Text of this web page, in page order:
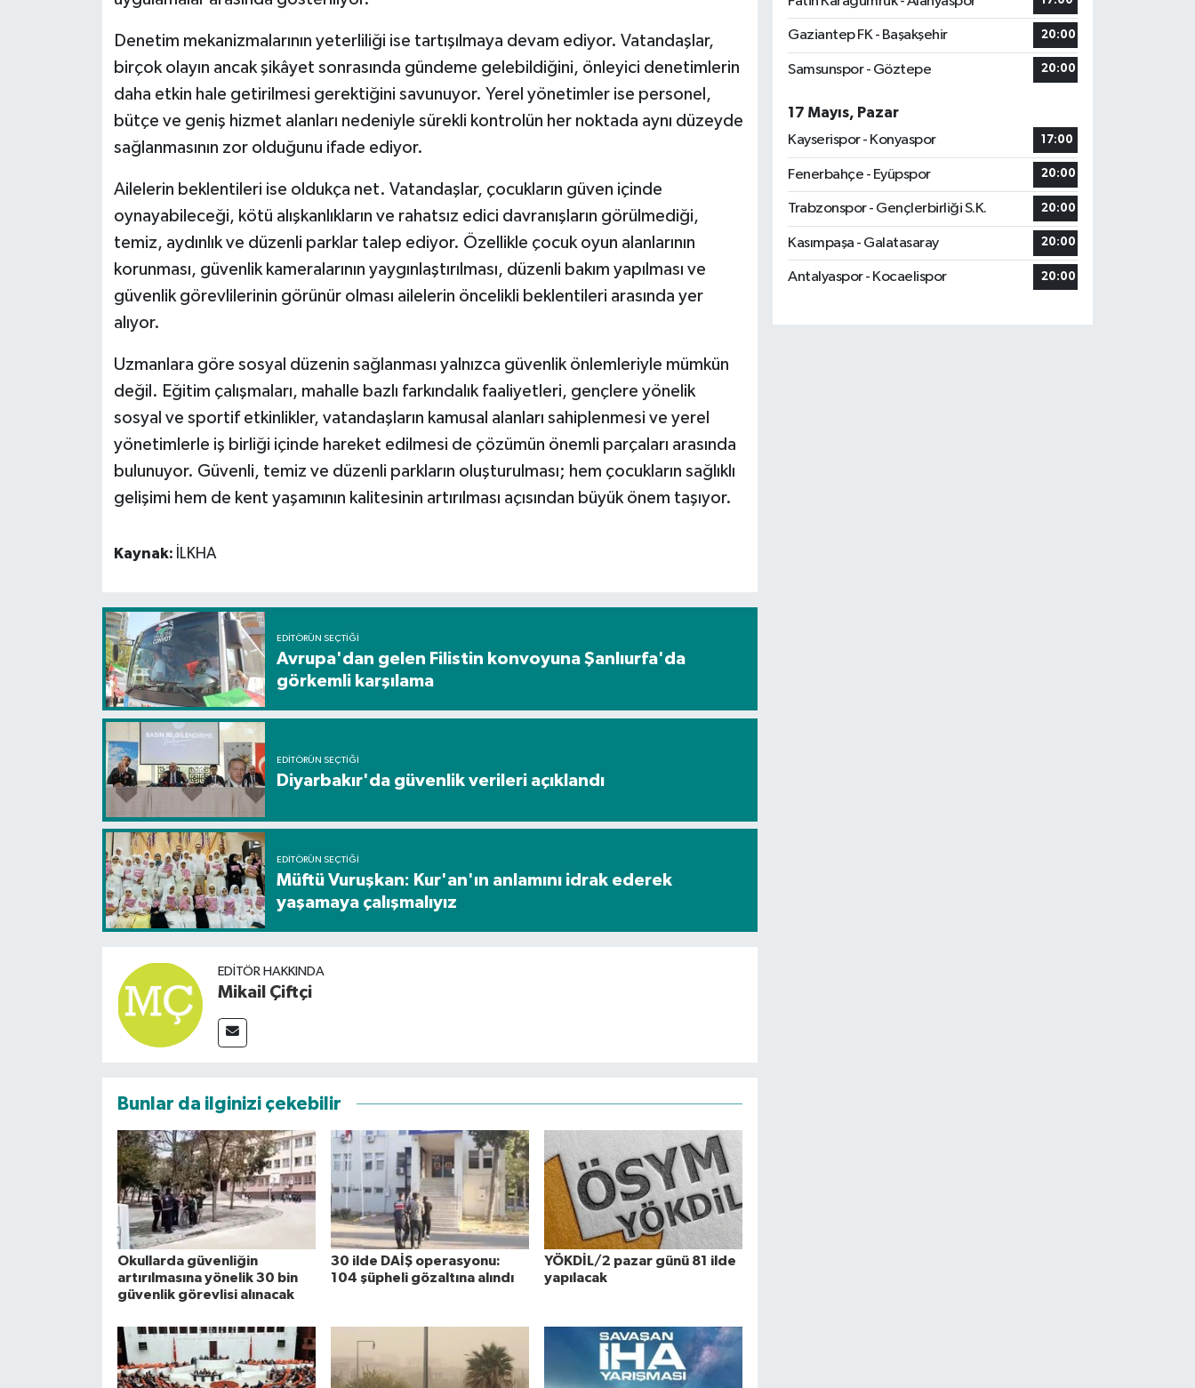
Denetim mekanizmalarının yeterliliği ise tartışılmaya devam ediyor. Vatandaşlar,
birçok olayın ancak şikâyet sonrasında gündeme gelebildiğini, önleyici denetimlerin
daha etkin hale getirilmesi gerektiğini savunuyor. Yerel yönetimler ise personel,
bütçe ve geniş hizmet alanları nedeniyle sürekli kontrolün her noktada aynı düzeyde
sağlanmasının zor olduğunu ifade ediyor.
Ailelerin beklentileri ise oldukça net. Vatandaşlar, çocukların güven içinde
oynayabileceği, kötü alışkanlıkların ve rahatsız edici davranışların görülmediği,
temiz, aydınlık ve düzenli parklar talep ediyor. Özellikle çocuk oyun alanlarının
korunması, güvenlik kameralarının yaygınlaştırılması, düzenli bakım yapılması ve
güvenlik görevlilerinin görünür olması ailelerin öncelikli beklentileri arasında yer
alıyor.
Uzmanlara göre sosyal düzenin sağlanması yalnızca güvenlik önlemleriyle mümkün
değil. Eğitim çalışmaları, mahalle bazlı farkındalık faaliyetleri, gençlere yönelik
sosyal ve sportif etkinlikler, vatandaşların kamusal alanları sahiplenmesi ve yerel
yönetimlerle iş birliği içinde hareket edilmesi de çözümün önemli parçaları arasında
bulunuyor. Güvenli, temiz ve düzenli parkların oluşturulması; hem çocukların sağlıklı
gelişimi hem de kent yaşamının kalitesinin artırılması açısından büyük önem taşıyor.
Kaynak: İLKHA
EDITÖRÜN SEÇTIĞI
Avrupa'dan gelen Filistin konvoyuna Şanlıurfa'da
görkemli karşılama
EDITÖRÜN SEÇTIĞI
Diyarbakır'da güvenlik verileri açıklandı
EDITÖRÜN SEÇTIĞI
Müftü Vuruşkan: Kur'an'ın anlamını idrak ederek
yaşamaya çalışmalıyız
EDITÖR HAKKINDA
Mikail Çiftçi
Bunlar da ilginizi çekebilir
Okullarda güvenliğin
artırılmasına yönelik 30 bin
güvenlik görevlisi alınacak
30 ilde DAİŞ operasyonu:
104 şüpheli gözaltına alındı
YÖKDİL/2 pazar günü 81 ilde
yapılacak
Gaziantep FK - Başakşehir 20:00
Samsunspor - Göztepe 20:00
17 Mayıs, Pazar
Kayserispor - Konyaspor
17:00
Fenerbahçe - Eyüpspor 20:00
Trabzonspor - Gençlerbirliği S.K. 20:00
Kasımpaşa - Galatasaray 20:00
Antalyaspor - Kocaelispor 20:00